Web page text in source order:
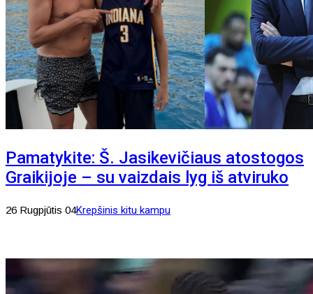
Pamatykite: Š. Jasikevičiaus atostogos
Graikijoje – su vaizdais lyg iš atviruko
26 Rugpjūtis 04Krepšinis kitu kampu